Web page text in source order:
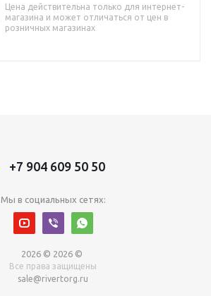
Цена действительна только для интернет-
магазина и может отличаться от цен в
розничных магазинах
+7 904 609 50 50
Мы в социальных сетях:
2026 © 2026 ©
Все права защищены
sale@rivertorg.ru